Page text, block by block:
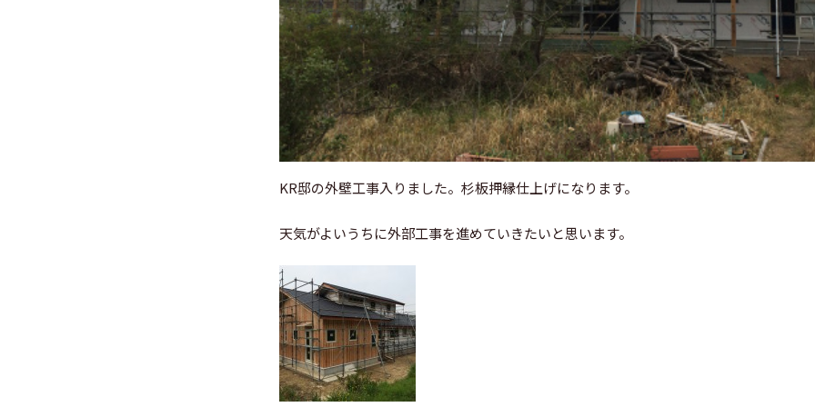
KR邸の外壁工事入りました。杉板押縁仕上げになります。
天気がよいうちに外部工事を進めていきたいと思います。